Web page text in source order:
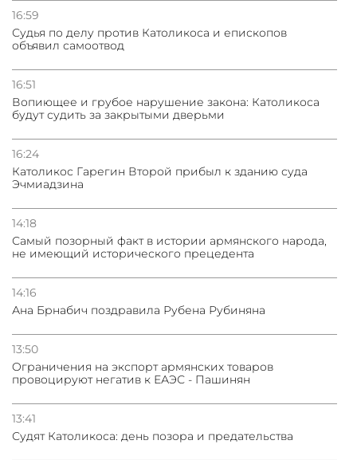
16:59
Судья по делу против Католикоса и епископов
объявил самоотвод
16:51
Вопиющее и грубое нарушение закона: Католикоса
будут судить за закрытыми дверьми
16:24
Католикос Гарегин Второй прибыл к зданию суда
Эчмиадзина
14:18
Самый позорный факт в истории армянского народа,
не имеющий исторического прецедента
14:16
Ана Брнабич поздравила Рубена Рубиняна
13:50
Oграничения на экспорт армянских товаров
провоцируют негатив к ЕАЭС - Пашинян
13:41
Судят Католикоса: день позора и предательства
погрануправления СНБ Армении в Тбилиси